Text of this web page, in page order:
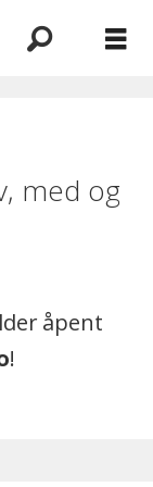
med og
åpent
!